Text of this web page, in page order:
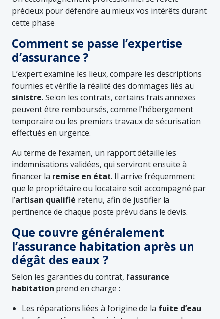
précieux pour défendre au mieux vos intérêts durant
cette phase.
Comment se passe l’expertise
d’assurance ?
L’expert examine les lieux, compare les descriptions
fournies et vérifie la réalité des dommages liés au
sinistre. Selon les contrats, certains frais annexes
peuvent être remboursés, comme l’hébergement
temporaire ou les premiers travaux de sécurisation
effectués en urgence.
Au terme de l’examen, un rapport détaille les
indemnisations validées, qui serviront ensuite à
financer la remise en état. Il arrive fréquemment
que le propriétaire ou locataire soit accompagné par
l’artisan qualifié retenu, afin de justifier la
pertinence de chaque poste prévu dans le devis.
Que couvre généralement
l’assurance habitation après un
dégât des eaux ?
Selon les garanties du contrat, l’assurance
habitation prend en charge :
Les réparations liées à l’origine de la fuite d’eau